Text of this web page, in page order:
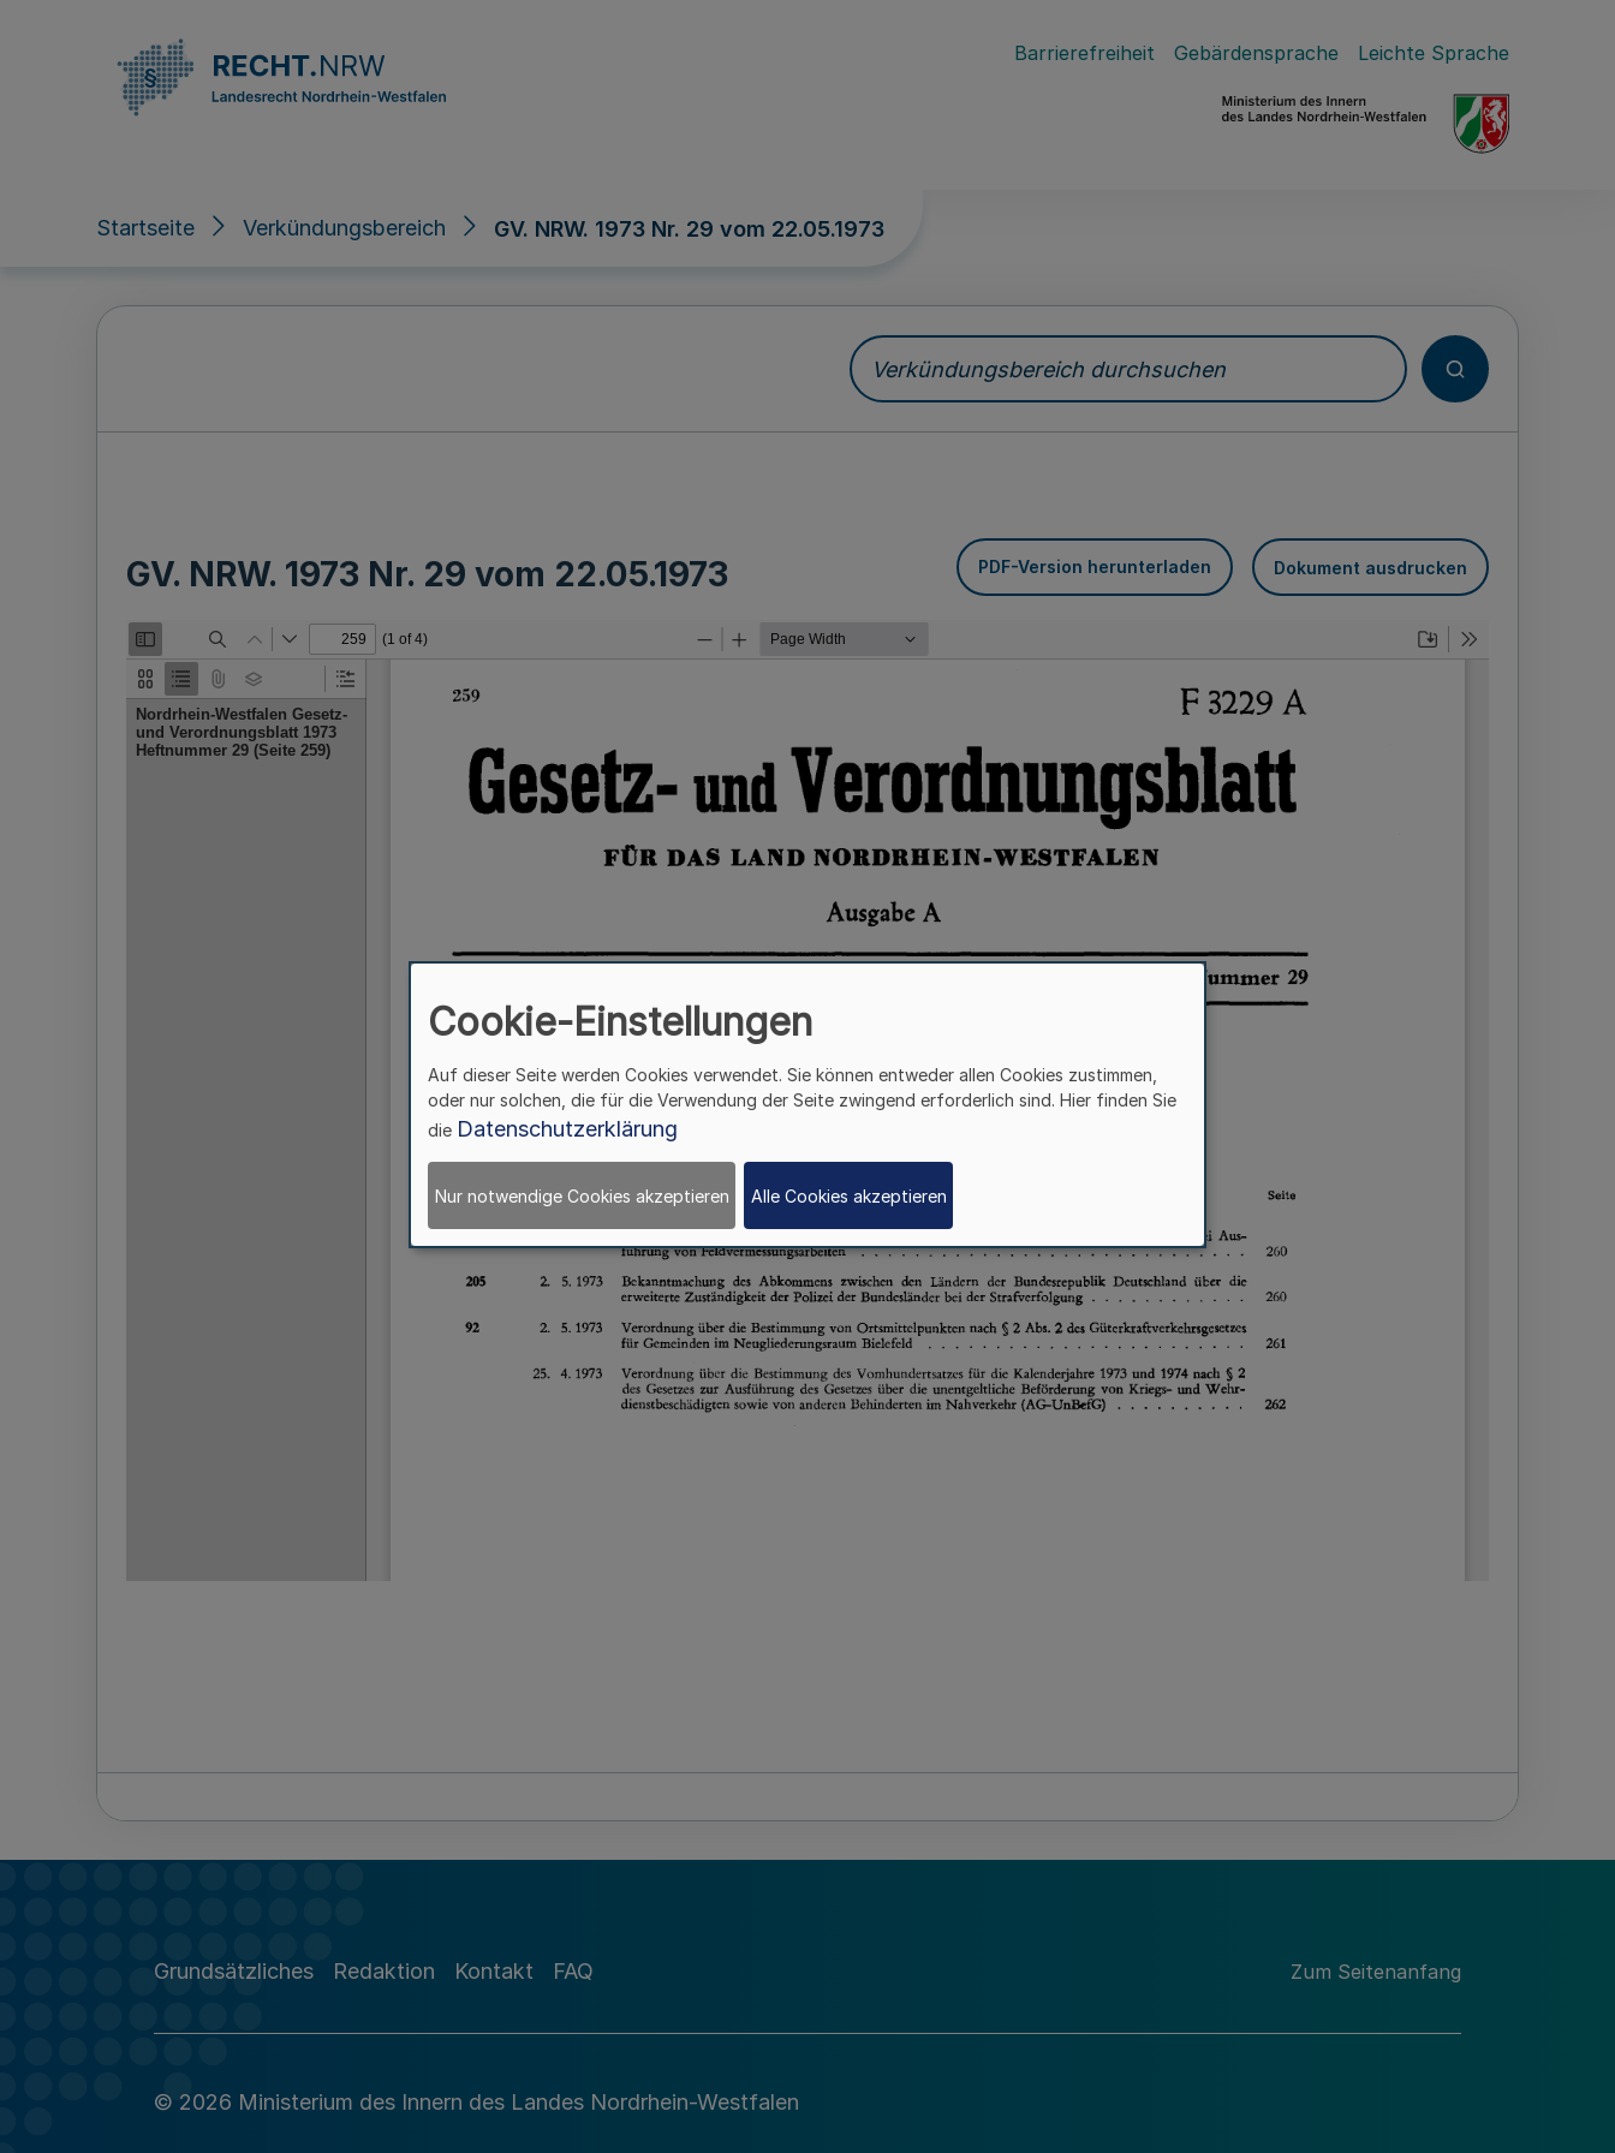
Barrierefreiheit Gebärdensprache Leichte Sprache
Startseite Verkündungsbereich GV. NRW. 1973 Nr. 29 vom 22.05.1973
Verkündungsbereich durchsuchen
GV. NRW. 1973 Nr. 29 vom 22.05.1973 PDF-Version herunterladen Dokument ausdrucken
Grundsätzliches Redaktion Kontakt FAQ Zum Seitenanfang
© 2026 Ministerium des Innern des Landes Nordrhein-Westfalen
Cookie-Einstellungen
Auf dieser Seite werden Cookies verwendet. Sie können entweder allen Cookies zustimmen,
oder nur solchen, die für die Verwendung der Seite zwingend erforderlich sind. Hier finden Sie
die Datenschutzerklärung
Nur notwendige Cookies akzeptieren Alle Cookies akzeptieren